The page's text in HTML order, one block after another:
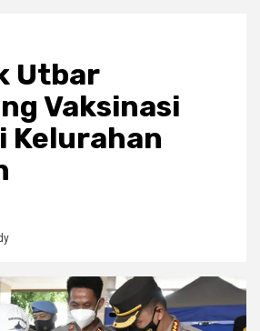
Utbar
Vaksinasi
Kelurahan